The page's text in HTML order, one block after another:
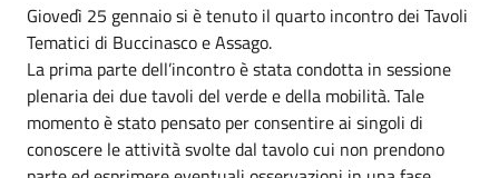
Giovedì 25 gennaio si è tenuto il quarto incontro dei Tavoli
Tematici di Buccinasco e Assago.
La prima parte dell’incontro è stata condotta in sessione
plenaria dei due tavoli del verde e della mobilità. Tale
momento è stato pensato per consentire ai singoli di
conoscere le attività svolte dal tavolo cui non prendono